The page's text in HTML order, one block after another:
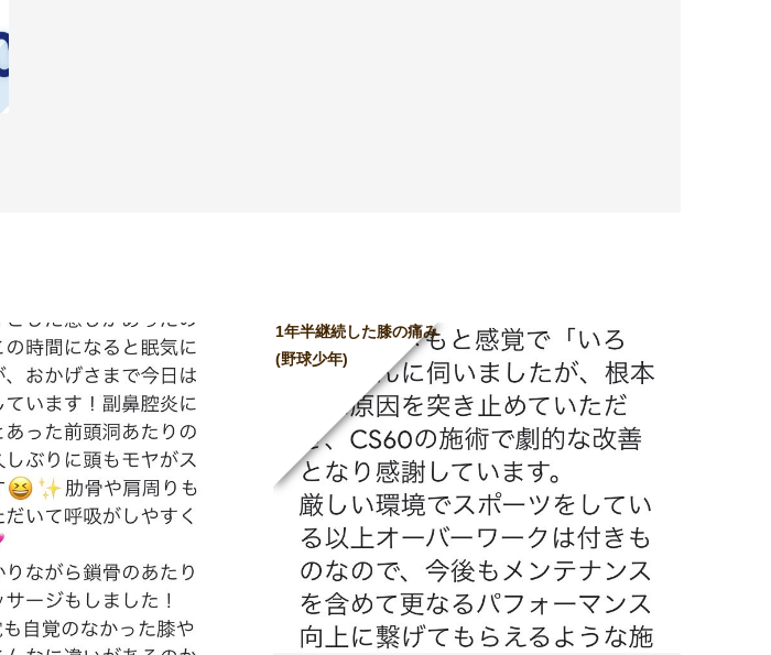
1年半継続した膝の痛み
(野球少年)